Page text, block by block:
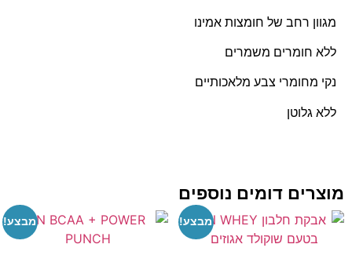
רחב של חומצות אמינו
חומרים משמרים
מחומרי צבע מלאכותיים
גלוטן
דומים נוספים
מבצע! מבצע!